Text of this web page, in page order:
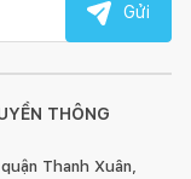
THÔNG
Thanh Xuân,
Gửi